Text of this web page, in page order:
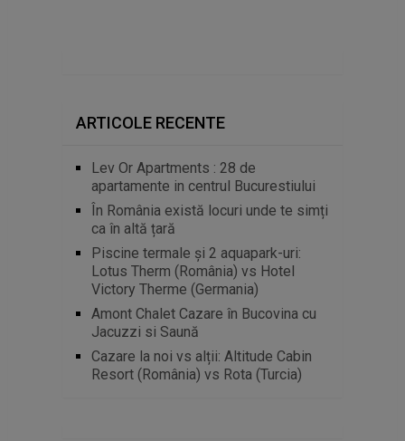
ARTICOLE RECENTE
Lev Or Apartments : 28 de
apartamente in centrul Bucurestiului
În România există locuri unde te simți
ca în altă țară
Piscine termale și 2 aquapark-uri:
Lotus Therm (România) vs Hotel
Victory Therme (Germania)
Amont Chalet Cazare în Bucovina cu
Jacuzzi si Saună
Cazare la noi vs alții: Altitude Cabin
Resort (România) vs Rota (Turcia)